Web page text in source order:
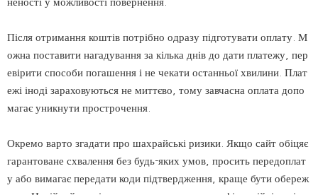
Після отримання коштів потрібно одразу підготувати оплату. М
ожна поставити нагадування за кілька днів до дати платежу, пер
евірити способи погашення і не чекати останньої хвилини. Плат
ежі іноді зараховуються не миттєво, тому завчасна оплата допо
магає уникнути прострочення.
Окремо варто згадати про шахрайські ризики. Якщо сайт обіцяє
гарантоване схвалення без будь-яких умов, просить передоплат
у або вимагає передати коди підтвердження, краще бути обереж